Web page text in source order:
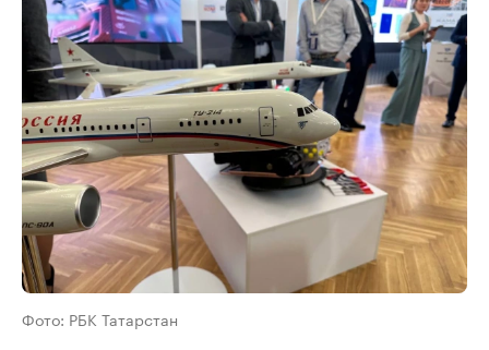
Фото: РБК Татарстан